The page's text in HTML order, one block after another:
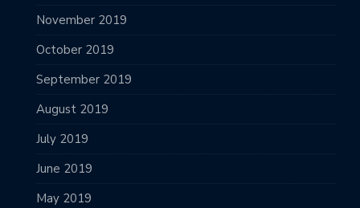
November 2019
October 2019
September 2019
August 2019
July 2019
June 2019
May 2019